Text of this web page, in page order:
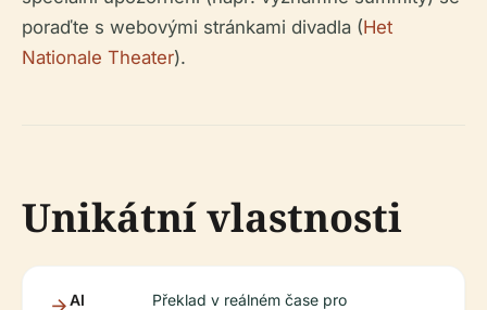
poraďte s webovými stránkami divadla (Het
Nationale Theater).
Unikátní vlastnosti
AI
Překlad v reálném čase pro